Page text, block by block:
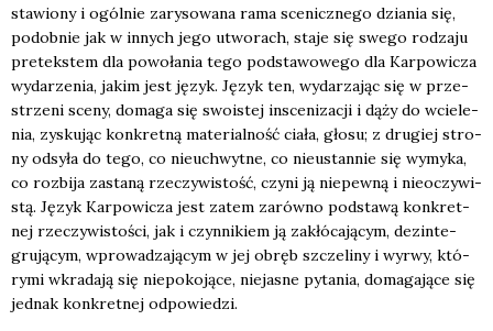
sta­wio­ny i ogól­nie zary­so­wa­na rama sce­nicz­ne­go dzia­nia się,
podob­nie jak w innych jego utwo­rach, sta­je się swe­go rodza­ju
pre­tek­stem dla powo­ła­nia tego pod­sta­wo­we­go dla Kar­po­wi­cza
wyda­rze­nia, jakim jest język. Język ten, wyda­rza­jąc się w prze­
strze­ni sce­ny, doma­ga się swo­istej insce­ni­za­cji i dąży do wcie­le­
nia, zysku­jąc kon­kret­ną mate­rial­ność cia­ła, gło­su; z dru­giej stro­
ny odsy­ła do tego, co nie­uchwyt­ne, co nie­ustan­nie się wymy­ka,
co roz­bi­ja zasta­ną rze­czy­wi­stość, czy­ni ją nie­pew­ną i nie­oczy­wi­
stą. Język Kar­po­wi­cza jest zatem zarów­no pod­sta­wą kon­kret­
nej rze­czy­wi­sto­ści, jak i czyn­ni­kiem ją zakłó­ca­ją­cym, dez­in­te­
gru­ją­cym, wpro­wa­dza­ją­cym w jej obręb szcze­li­ny i wyrwy, któ­
ry­mi wkra­da­ją się nie­po­ko­ją­ce, nie­ja­sne pyta­nia, doma­ga­ją­ce się
jed­nak kon­kret­nej odpo­wie­dzi.